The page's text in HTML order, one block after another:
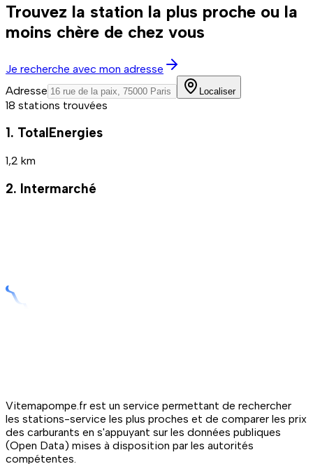
Trouvez la station la plus proche ou la
moins chère de chez vous
Je recherche avec mon adresse
Adresse
Localiser
18 stations trouvées
1. TotalEnergies
1,2 km
2. Intermarché
Vitemapompe.fr est un service permettant de rechercher
les stations-service les plus proches et de comparer les prix
des carburants en s'appuyant sur les données publiques
(Open Data) mises à disposition par les autorités
compétentes.